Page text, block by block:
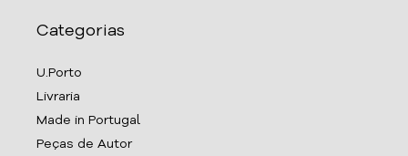
Categorias
U.Porto
Livraria
Made in Portugal
Peças de Autor